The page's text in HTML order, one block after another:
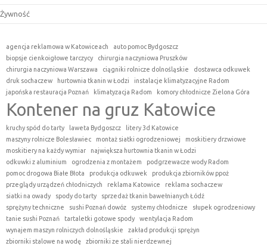
Żywność
agencja reklamowa w Katowiceach
auto pomoc Bydgoszcz
biopsje cienkoigłowe tarczycy
chirurgia naczyniowa Pruszków
chirurgia naczyniowa Warszawa
ciągniki rolnicze dolnośląskie
dostawca odkuwek
druk sochaczew
hurtownia tkanin w Łodzi
instalacje klimatyzacyjne Radom
japońska restauracja Poznań
klimatyzacja Radom komory chłodnicze Zielona Góra
Kontener na gruz Katowice
kruchy spód do tarty laweta Bydgoszcz
litery 3d Katowice
maszyny rolnicze Bolesławiec
montaż siatki ogrodzeniowej
moskitiery drzwiowe
moskitiery na każdy wymiar
największa hurtownia tkanin w Łodzi
odkuwki z aluminium
ogrodzenia z montażem
podgrzewacze wody Radom
pomoc drogowa Białe Błota
produkcja odkuwek
produkcja zbiorników ppoż
przeglądy urządzeń chłodniczych
reklama Katowice
reklama sochaczew
siatki na owady
spody do tarty
sprzedaż tkanin bawełnianych Łódź
sprężyny techniczne
sushi Poznań dowóz systemy chłodnicze
słupek ogrodzeniowy
tanie sushi Poznań
tartaletki gotowe spody
wentylacja Radom
wynajem maszyn rolniczych dolnośląskie
zakład produkcji sprężyn
zbiorniki stalowe na wodę
zbiorniki ze stali nierdzewnej